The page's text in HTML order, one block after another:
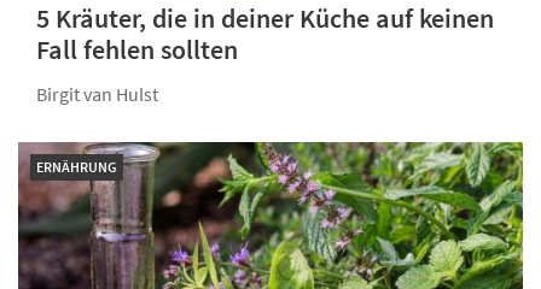
5 Kräuter, die in deiner Küche auf keinen
Fall fehlen sollten
Birgit van Hulst
ERNÄHRUNG